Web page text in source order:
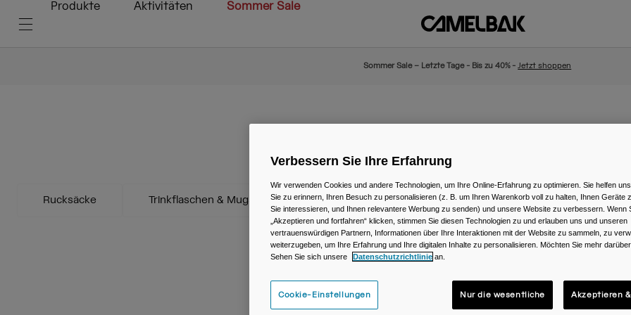
Produkte Aktivitäten Sommer Sale
Sommer Sale – Letzte Tage - Bis zu 40% -Jetzt shoppen
Rucksäcke Trinkflaschen & Mugs
Verbessern Sie Ihre Erfahrung
Wir verwenden Cookies und andere Technologien, um Ihre Online-Erfahrung zu optimieren. Sie helfen
Sie zu erinnern, Ihren Besuch zu personalisieren (z. B. um Ihren Warenkorb voll zu halten, Ihnen Geräte
Sie interessieren, und Ihnen relevantere Werbung zu senden) und unsere Website zu verbessern. Wenn
„Akzeptieren und fortfahren“ klicken, stimmen Sie diesen Technologien zu und erlauben uns und unseren
vertrauenswürdigen Partnern, Informationen über Ihre Interaktionen mit der Website zu sammeln, zu
weiterzugeben, um Ihre Erfahrung und Ihre digitalen Inhalte zu personalisieren. Möchten Sie mehr
Sehen Sie sich unsere
Datenschutzrichtlinie an.
Cookie-Einstellungen Nur die wesentliche Akzeptieren